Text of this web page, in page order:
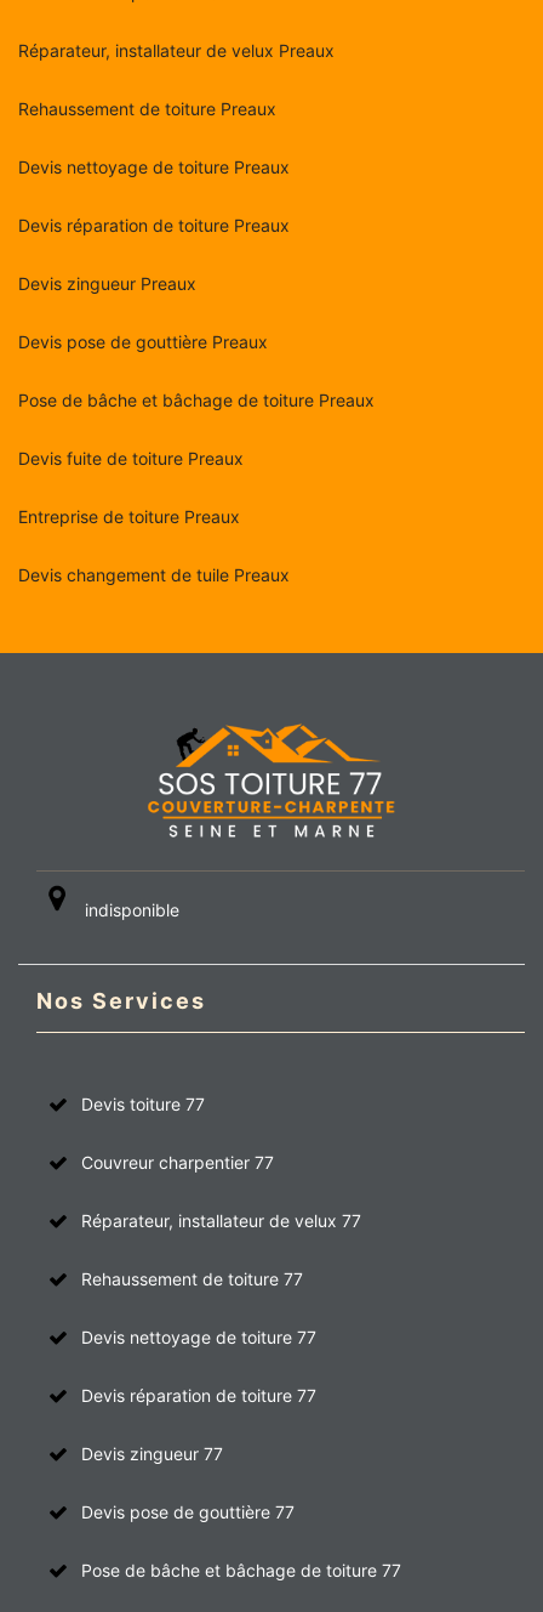
Réparateur, installateur de velux Preaux
Rehaussement de toiture Preaux
Devis nettoyage de toiture Preaux
Devis réparation de toiture Preaux
Devis zingueur Preaux
Devis pose de gouttière Preaux
Pose de bâche et bâchage de toiture Preaux
Devis fuite de toiture Preaux
Entreprise de toiture Preaux
Devis changement de tuile Preaux
indisponible
Nos Services
Devis toiture 77
Couvreur charpentier 77
Réparateur, installateur de velux 77
Rehaussement de toiture 77
Devis nettoyage de toiture 77
Devis réparation de toiture 77
Devis zingueur 77
Devis pose de gouttière 77
Pose de bâche et bâchage de toiture 77